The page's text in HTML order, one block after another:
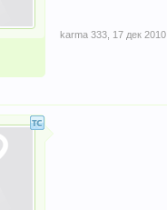
karma 333 17 дек 2010